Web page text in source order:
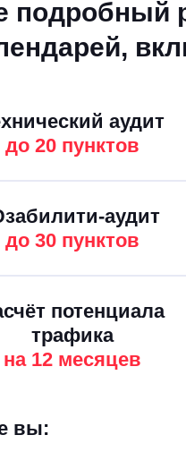
подробный
аудит
до 20 пунктов
аудит
до 30 пунктов
потенциала
трафика
на 12 месяцев
вы: